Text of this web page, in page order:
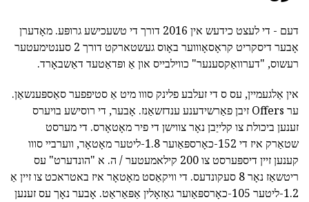
דעם - די לעצט כידעש אין 2016 דורך די טשעכישע גרופּע. מאָדערן
אָבער דיסקריט קראָסאָוווער באָוס געשטארקט דורך 2 סענטימעטער
רעשוס, "דערוואַקסענער" כווילבייס און אַ ופּדאַטעד דאַשבאָרד.
אין אַלגעמיין, עס ס די זעלבע פלינק סווו מיט אַ סטיפפער סאַספּענשאַן.
ער Offers זיבן פאַרשידענע ענדזשאַנז. אָבער, די רוסישע בויערס
זענען ביכולת צו קלייַבן נאָר צווישן די פיר מאָטאָרס. די מערסט
שטאַרק איז די 152-כאָרספּאַוער 1.8-ליטער מאָטאָר, ווערביי סווו
קענען זיין דיספּערסט צו 200 קילאמעטער / ה. א "הונדערט" עס
ריטשאַז נאָר 8 סעקונדעס. די וויקאַסט מאָטאָר איז באטראכט צו זיין אַ
1.2-ליטער 105-כאָרספּאַוער גאַזאָלין אַפּאַראַט. אָבער נאָך עס זענען